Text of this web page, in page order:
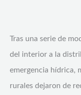
Tras una serie de
del interior a la
emergencia hídrica,
rurales dejaron de